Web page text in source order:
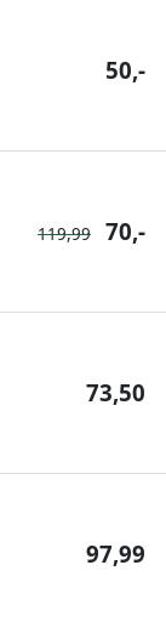
50,-
119,99 70,-
73,50
97,99